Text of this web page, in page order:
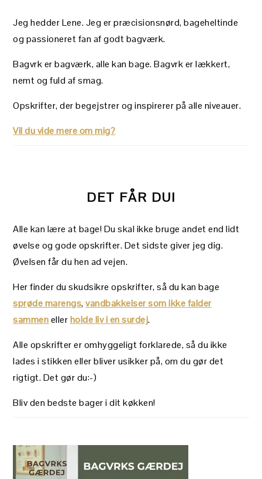
Jeg hedder Lene. Jeg er præcisionsnørd, bageheltinde
og passioneret fan af godt bagværk.
Bagvrk er bagværk, alle kan bage. Bagvrk er lækkert,
nemt og fuld af smag.
Opskrifter, der begejstrer og inspirerer på alle niveauer.
Vil du vide mere om mig?
DET FÅR DU!
Alle kan lære at bage! Du skal ikke bruge andet end lidt
øvelse og gode opskrifter. Det sidste giver jeg dig.
Øvelsen får du hen ad vejen.
Her finder du skudsikre opskrifter, så du kan bage
sprøde marengs,vandbakkelser som ikke falder
sammenellerholde liv i en surdej.
Alle opskrifter er omhyggeligt forklarede, så du ikke
lades i stikken eller bliver usikker på, om du gør det
rigtigt. Det gør du:-)
Bliv den bedste bager i dit køkken!